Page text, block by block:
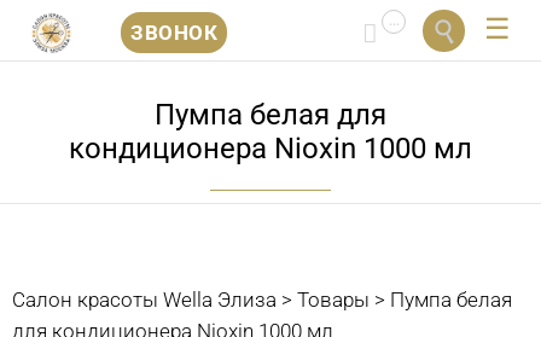
ЗВОНОК  
содержанию
Пумпа белая для
кондиционера Nioxin 1000 мл
Салон красоты Wella Элиза > Товары > Пумпа белая
для кондиционера Nioxin 1000 мл